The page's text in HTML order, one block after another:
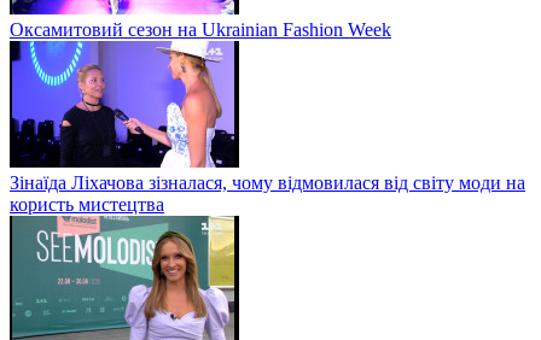
Оксамитовий сезон на Ukrainian Fashion Week
Зінаїда Ліхачова зізналася, чому відмовилася від світу моди на
користь мистецтва